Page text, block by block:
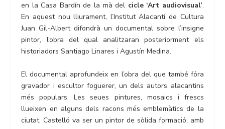
en la Casa Bardín de la mà del cicle ‘Art audiovisual’.
En aquest nou lliurament, l’Institut Alacantí de Cultura
Juan Gil-Albert difondrà un documental sobre l’insigne
pintor, l’obra del qual analitzaran posteriorment els
historiadors Santiago Linares i Agustín Medina.
El documental aprofundeix en l’obra del que també fóra
gravador i escultor foguerer, un dels autors alacantins
més populars. Les seues pintures, mosaics i frescs
llueixen en alguns dels racons més emblemàtics de la
ciutat. Castelló va ser un pintor de sòlida formació, amb